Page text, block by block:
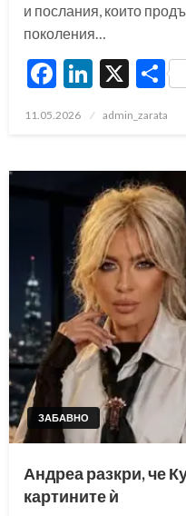
и послания, които
поколения…
Facebook
LinkedIn
X
Posted
11.05.2026 admin_zarata
ЗАБАВНО
Андреа разкри, че
картините ѝ